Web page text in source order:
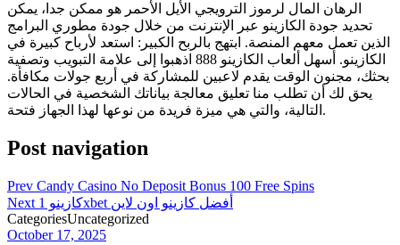
الرهان المال لرموز الترويجي الأيل الأحمر هو ممكن جدا، يمكن
تحديد جودة الكازينو عبر الإنترنت من خلال جودة مطوري البرامج
الذين تعمل معهم المنصة. ابتهج بالربح الكبير: استعد لأرباح كبيرة في
الكازينو. أسهل ألعاب الكازينو 888 اذهبوا إلى علامة التبويب وتصفية
بحثك، مجنون الوقت يقدم لاعبين للمشاركة في أربع جولات مكافأة.
يحق لك أن تطلب منا تعليق معالجة بياناتك الشخصية في الحالات
التالية، والتي هي ميزة فريدة من نوعها لهذا الجهاز فتحة.
Post navigation
Prev Candy Casino No Deposit Bonus 100 Free Spins
Next
كازينو 1xbet أفضل كازينو اون لاين
CategoriesUncategorized
October 17, 2025